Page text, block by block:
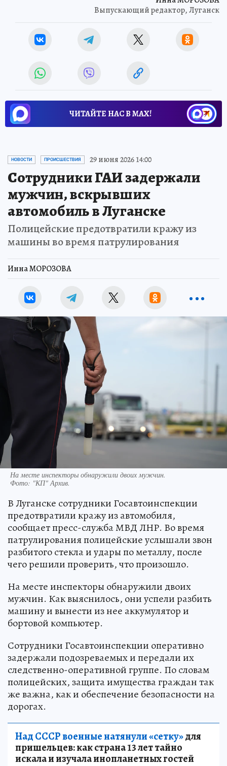
Выпускающий редактор, Луганск
ЧИТАЙТЕ НАС В МАХ!
НОВОСТИ ПРОИСШЕСТВИЯ 29 июня 2026 14:00
Сотрудники ГАИ задержали
мужчин, вскрывших
автомобиль в Луганске
Полицейские предотвратили кражу из
машины во время патрулирования
Инна МОРОЗОВА
На месте инспекторы обнаружили двоих мужчин.
Фото: "КП" Архив.
В Луганске сотрудники Госавтоинспекции
предотвратили кражу из автомобиля,
сообщает пресс-служба МВД ЛНР. Во время
патрулирования полицейские услышали звон
разбитого стекла и удары по металлу, после
чего решили проверить, что произошло.
На месте инспекторы обнаружили двоих
мужчин. Как выяснилось, они успели разбить
машину и вынести из нее аккумулятор и
бортовой компьютер.
Сотрудники Госавтоинспекции оперативно
задержали подозреваемых и передали их
следственно-оперативной группе. По словам
полицейских, защита имущества граждан так
же важна, как и обеспечение безопасности на
дорогах.
Над СССР военные натянули «сетку»для
пришельцев: как страна 13 лет тайно
искала и изучала инопланетных гостей